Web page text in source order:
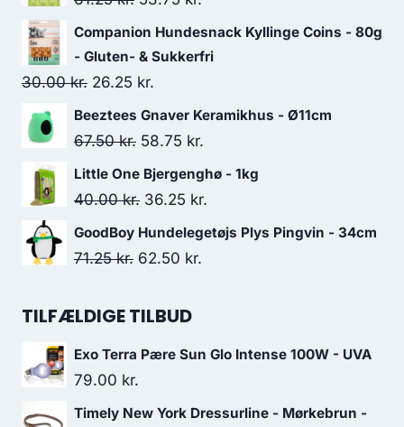
oprindelige
pris
var:
61.25 kr..
aktuelle
pris
53.75 kr..
Companion Hundesnack Kyllinge Coins - 80g
- Gluten- & Sukkerfri
30.00kr. Den
oprindelige
pris
30.00 kr..
26.25 kr.
aktuelle
pris
26.25 kr..
Beeztees Gnaver Keramikhus - Ø11cm
67.50kr. Den
oprindelige
pris
67.50 kr..
58.75 kr.
aktuelle
pris
Little One Bjergenghø - 1kg
40.00kr. Den
oprindelige
pris
40.00 kr..
36.25 kr.
aktuelle
GoodBoy Hundelegetøjs Plys Pingvin - 34cm
71.25kr. Den
pris
71.25 kr..
62.50 kr.
62.50 kr..
TILFÆLDIGE TILBUD
Exo Terra Pære Sun Glo Intense 100W - UVA
79.00 kr.
Timely New York Dressurline - Mørkebrun -